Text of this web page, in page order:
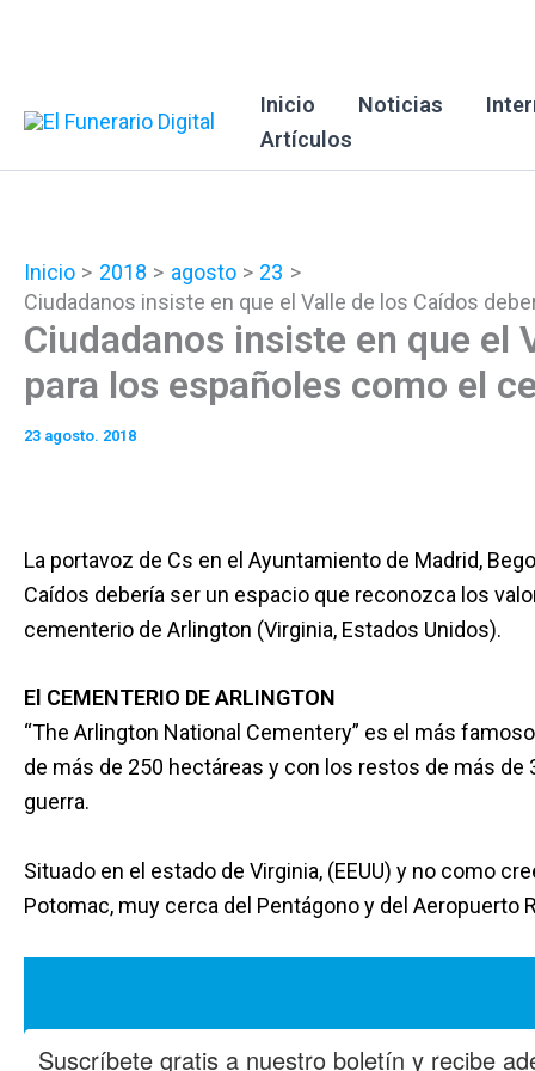
Inicio Noticias
Artículos
Inicio 2018 agosto
23
Ciudadanos insiste en que el Valle de los Caídos
Ciudadanos insiste en que el
para los españoles como el
23 agosto. 2018
La portavoz de Cs en el Ayuntamiento de Madrid,
Caídos debería ser un espacio que reconozca los
cementerio de Arlington (Virginia, Estados Unidos).
El CEMENTERIO DE ARLINGTON
“The Arlington National Cementery” es el más
de más de 250 hectáreas y con los restos de más
guerra.
Situado en el estado de Virginia, (EEUU) y no como
Potomac, muy cerca del Pentágono y del Aeropuerto